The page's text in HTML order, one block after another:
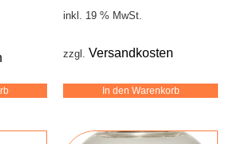
inkl. 19 % MwSt.
zzgl. Versandkosten
In den Warenkorb